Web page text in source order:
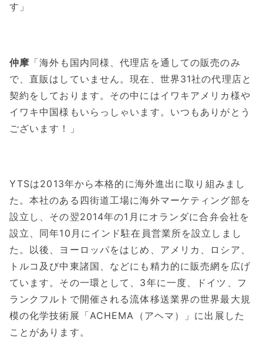
す」
仲摩 「海外も国内同様、代理店を通しての販売のみ
で、直販はしていません。現在、世界31社の代理店と
契約をしております。その中にはイワキアメリカ様や
イワキ中国様もいらっしゃいます。いつもありがとう
ございます！」
YTSは2013年から本格的に海外進出に取り組みまし
た。本社のある四街道工場に海外マーケティング部を
設立し、その翌2014年の1月にオランダに合弁会社を
設立、同年10月にインド駐在員営業所を設立しまし
た。以後、ヨーロッパをはじめ、アメリカ、ロシア、
トルコ及び中東諸国、などにも精力的に販売網を広げ
ています。その一環として、3年に一度、ドイツ、フ
ランクフルトで開催される流体移送業界の世界最大規
模の化学技術展「ACHEMA（アヘマ）」に出展した
ことがあります。